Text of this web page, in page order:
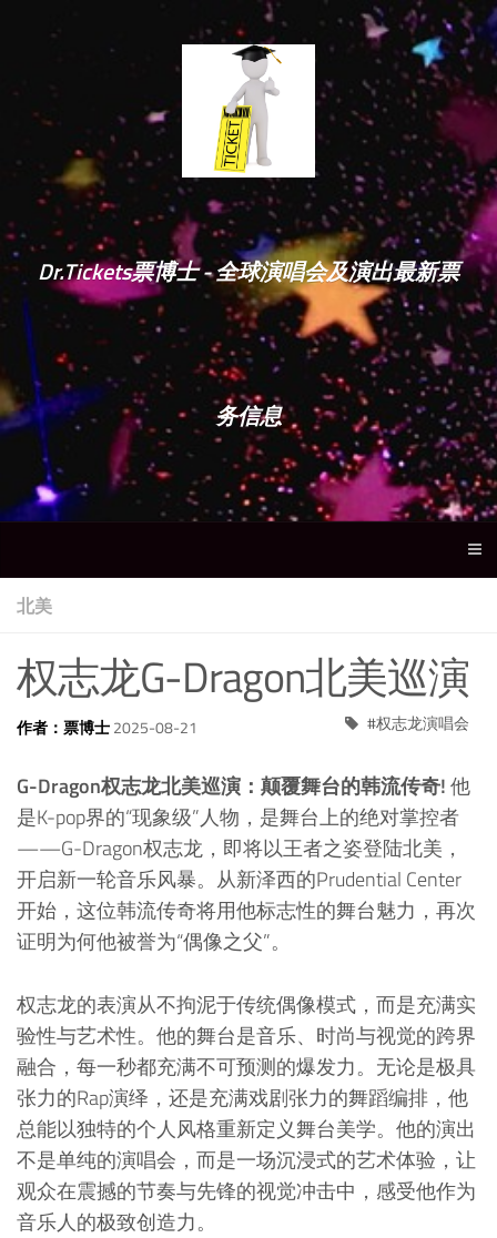
Dr.Tickets票博士 - 全球演唱会及演出最新票
务信息
北美
权志龙G-Dragon北美巡演
作者：票博士2025-08-21 权志龙演唱会
G-Dragon权志龙北美巡演：颠覆舞台的韩流传奇!他
是K-pop界的“现象级”人物，是舞台上的绝对掌控者
——G-Dragon权志龙，即将以王者之姿登陆北美，
开启新一轮音乐风暴。从新泽西的Prudential Center
开始，这位韩流传奇将用他标志性的舞台魅力，再次
证明为何他被誉为“偶像之父”。
权志龙的表演从不拘泥于传统偶像模式，而是充满实
验性与艺术性。他的舞台是音乐、时尚与视觉的跨界
融合，每一秒都充满不可预测的爆发力。无论是极具
张力的Rap演绎，还是充满戏剧张力的舞蹈编排，他
总能以独特的个人风格重新定义舞台美学。他的演出
不是单纯的演唱会，而是一场沉浸式的艺术体验，让
观众在震撼的节奏与先锋的视觉冲击中，感受他作为
音乐人的极致创造力。